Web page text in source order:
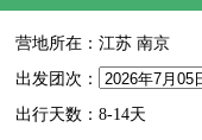
营地所在：江苏 南京
出发团次：
出行天数：8-14天